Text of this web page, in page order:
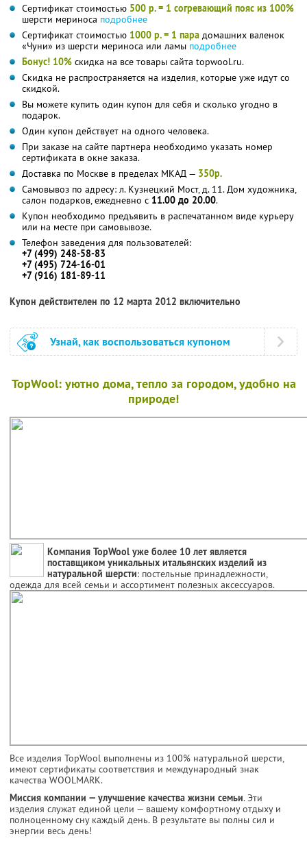
Сертификат стоимостью 500 р. = 1 согревающий пояс из 100%
шерсти мериноса подробнее
Сертификат стоимостью 1000 р. = 1 пара домашних валенок
«Чуни» из шерсти мериноса или ламы подробнее
Бонус! 10% скидка на все товары сайта topwool.ru.
Скидка не распространяется на изделия, которые уже идут со
скидкой.
Вы можете купить один купон для себя и сколько угодно в
подарок.
Один купон действует на одного человека.
При заказе на сайте партнера необходимо указать номер
сертификата в окне заказа.
Доставка по Москве в пределах МКАД — 350р.
Самовывоз по адресу: л. Кузнецкий Мост, д. 11. Дом художника,
салон подарков, ежедневно с 11.00 до 20.00.
Купон необходимо предъявить в распечатанном виде курьеру
или на месте при самовывозе.
Телефон заведения для пользователей:
+7 (499) 248-58-83
+7 (495) 724-16-01
+7 (916) 181-89-11
Купон действителен по 12 марта 2012 включительно
Узнай, как воспользоваться купоном
TopWool: уютно дома, тепло за городом, удобно на
природе!
Компания TopWool уже более 10 лет является
поставщиком уникальных итальянских изделий из
натуральной шерсти: постельные принадлежности,
одежда для всей семьи и ассортимент полезных аксессуаров.
Все изделия TopWool выполнены из 100% натуральной шерсти,
имеют сертификаты соответствия и международный знак
качества WOOLMARK.
Миссия компании — улучшение качества жизни семьи. Эти
изделия служат единой цели — вашему комфортному отдыху и
полноценному сну каждый день. В результате вы полны сил и
энергии весь день!